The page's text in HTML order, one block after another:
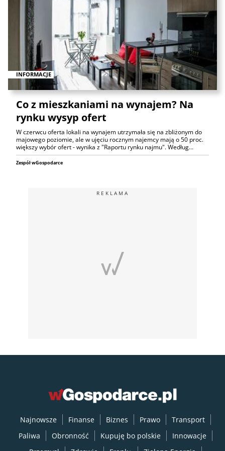
INFORMACJE
Co z mieszkaniami na wynajem? Na
rynku wysyp ofert
W czerwcu oferta lokali na wynajem utrzymała się na zbliżonym do
majowego poziomie, ale w ujęciu rocznym najemcy mają o 50 proc.
większy wybór ofert - wynika z "Raportu rynku najmu". Według…
Zespół wGospodarce
REKLAMA
Najnowsze Finanse Biznes Prawo
Transport
Paliwa
Obronność Kupuję bo polskie
Innowacje